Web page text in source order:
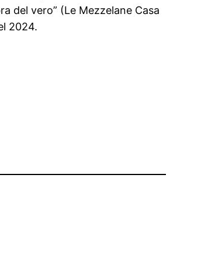
del vero” (Le Mezzelane Casa
2024.